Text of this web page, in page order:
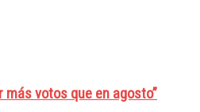
más votos que en agosto”